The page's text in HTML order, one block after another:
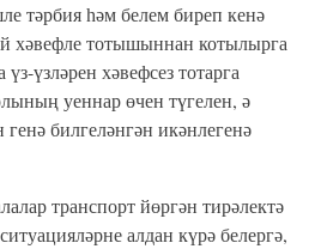
тәрбия һәм белем биреп кенә
хәвефле тотышыннан котылырга
үзләрен хәвефсез тотарга
уеннар өчен түгелен, ә
билгеләнгән икәнлегенә
транспорт йөргән тирәлектә
алдан күрә белергә,